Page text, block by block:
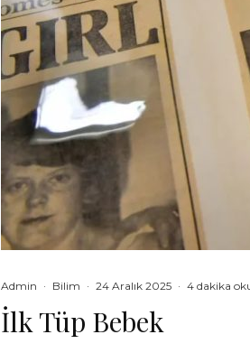
Admin · Bilim · 24 Aralık 2025 · 4 dakika
İlk Tüp Bebek